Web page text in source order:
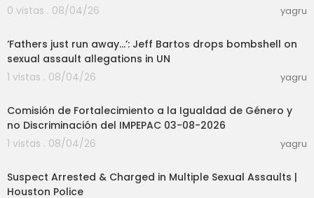
0 vistas . 08/04/26
yagru
‘Fathers just run away…’: Jeff Bartos drops bombshell on
sexual assault allegations in UN
1 vistas . 08/04/26
yagru
Comisión de Fortalecimiento a la Igualdad de Género y
no Discriminación del IMPEPAC 03-08-2026
1 vistas . 08/04/26
yagru
Suspect Arrested & Charged in Multiple Sexual Assaults |
Houston Police